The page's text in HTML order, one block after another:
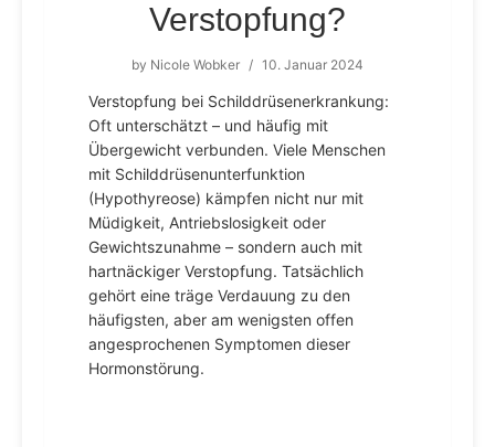
Verstopfung?
by Nicole Wobker / 10. Januar 2024
Verstopfung bei Schilddrüsenerkrankung:
Oft unterschätzt – und häufig mit
Übergewicht verbunden. Viele Menschen
mit Schilddrüsenunterfunktion
(Hypothyreose) kämpfen nicht nur mit
Müdigkeit, Antriebslosigkeit oder
Gewichtszunahme – sondern auch mit
hartnäckiger Verstopfung. Tatsächlich
gehört eine träge Verdauung zu den
häufigsten, aber am wenigsten offen
angesprochenen Symptomen dieser
Hormonstörung.